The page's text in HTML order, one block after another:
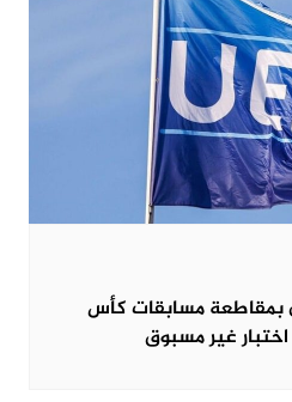
بمقاطعة مسابقات كأس
اختبار غير مسبوق